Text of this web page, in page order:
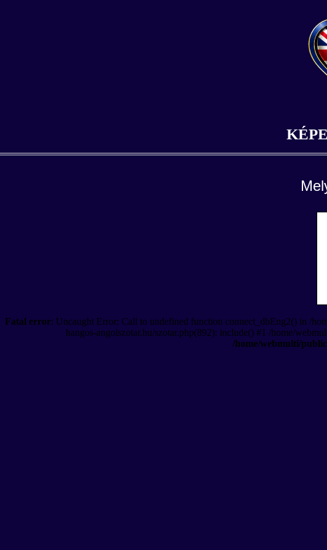
Fatal error: Uncaught Error: Call to undefined function connect_dbEng2() in /
hangos-angolszotar.hu/szotar.php(892): include() #1 /home/
/home/webmulti/